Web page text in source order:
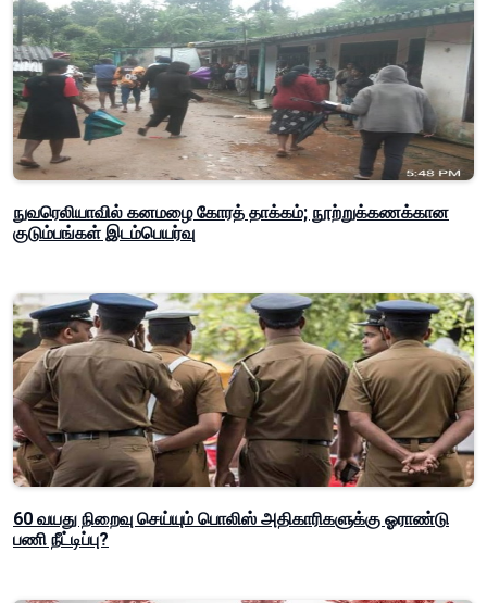
நுவரெலியாவில் கனமழை கோரத் தாக்கம்; நூற்றுக்கணக்கான
குடும்பங்கள் இடம்பெயர்வு
60 வயது நிறைவு செய்யும் பொலிஸ் அதிகாரிகளுக்கு ஓராண்டு
பணி நீட்டிப்பு?